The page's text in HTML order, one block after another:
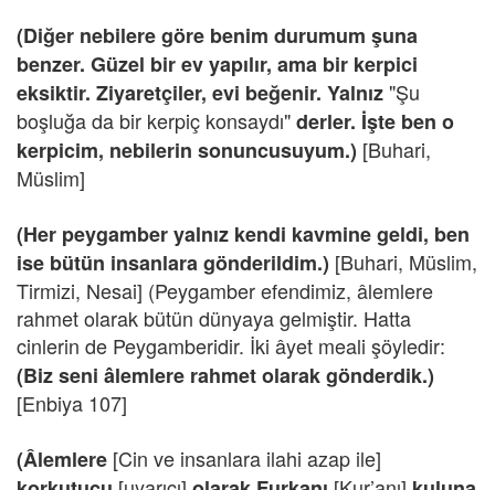
(Diğer nebilere göre benim durumum şuna
benzer. Güzel bir ev yapılır, ama bir kerpici
eksiktir. Ziyaretçiler, evi beğenir. Yalnız "Şu
boşluğa da bir kerpiç konsaydı"derler. İşte ben o
kerpicim, nebilerin sonuncusuyum.) [Buhari,
Müslim]
(Her peygamber yalnız kendi kavmine geldi, ben
ise bütün insanlara gönderildim.) [Buhari, Müslim,
Tirmizi, Nesai] (Peygamber efendimiz, âlemlere
rahmet olarak bütün dünyaya gelmiştir. Hatta
cinlerin de Peygamberidir. İki âyet meali şöyledir:
(Biz seni âlemlere rahmet olarak gönderdik.)
[Enbiya 107]
(Âlemlere [Cin ve insanlara ilahi azap ile]